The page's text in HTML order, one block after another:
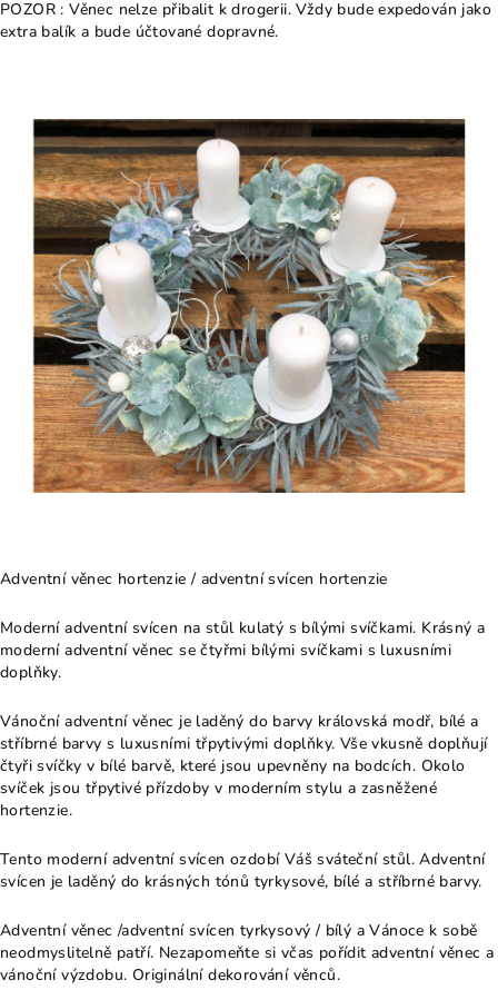
POZOR : Věnec nelze přibalit k drogerii. Vždy bude expedován jako
extra balík a bude účtované dopravné.
Adventní věnec hortenzie / adventní svícen hortenzie
Moderní adventní svícen na stůl kulatý s bílými svíčkami. Krásný a
moderní adventní věnec se čtyřmi bílými svíčkami s luxusními
doplňky.
Vánoční adventní věnec je laděný do barvy královská modř, bílé a
stříbrné barvy s luxusními třpytivými doplňky. Vše vkusně doplňují
čtyři svíčky v bílé barvě, které jsou upevněny na bodcích. Okolo
svíček jsou třpytivé přízdoby v moderním stylu a zasněžené
hortenzie.
Tento moderní adventní svícen ozdobí Váš sváteční stůl. Adventní
svícen je laděný do krásných tónů tyrkysové, bílé a stříbrné barvy.
Adventní věnec /adventní svícen tyrkysový / bílý a Vánoce k sobě
neodmyslitelně patří. Nezapomeňte si včas pořídit adventní věnec a
vánoční výzdobu. Originální dekorování věnců.